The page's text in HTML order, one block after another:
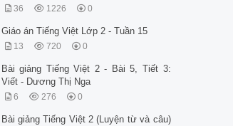
36 1226 0
Giáo án Tiếng Việt Lớp 2 - Tuần 15
13 720 0
Bài giảng Tiếng Việt 2 - Bài 5, Tiết 3:
Viết - Dương Thị Nga
6 276 0
Bài giảng Tiếng Việt 2 (Luyện từ và câu)